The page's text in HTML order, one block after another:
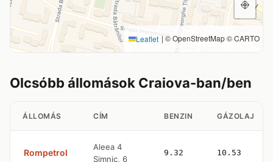
Leaflet | © OpenStreetMap © CARTO
Olcsóbb állomások Craiova-ban/ben
ÁLLOMÁS CÍM BENZIN GÁZOLAJ
Rompetrol
Aleea 4
Simnic, 6
9.32 10.53